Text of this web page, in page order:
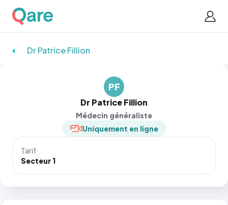
Dr Patrice Fillion
PF
Dr Patrice Fillion
Médecin généraliste
Uniquement en ligne
Tarif
Secteur 1